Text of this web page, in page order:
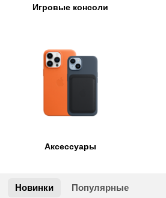
Игровые консоли
Аксессуары
Новинки Популярные